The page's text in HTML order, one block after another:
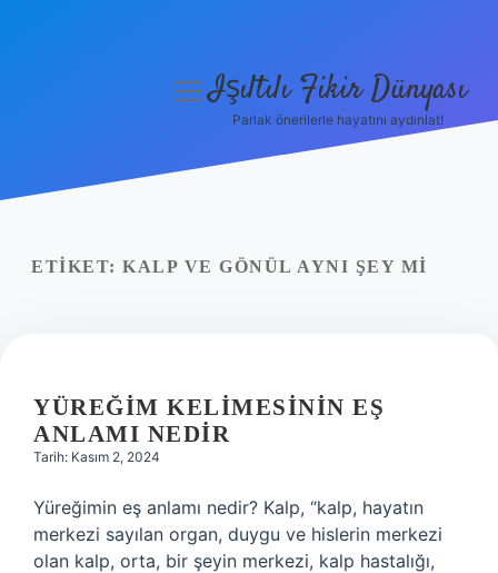
Yasal Uyarı
menüyüIşıltılı Fikir Dünyası
Parlak önerilerle hayatını aydınlat!
ETIKET: KALP VE GÖNÜL AYNI ŞEY MI
YÜREĞIM KELIMESININ EŞ
ANLAMI NEDIR
Tarih: Kasım 2, 2024
Yüreğimin eş anlamı nedir? Kalp, “kalp, hayatın
merkezi sayılan organ, duygu ve hislerin merkezi
olan kalp, orta, bir şeyin merkezi, kalp hastalığı,